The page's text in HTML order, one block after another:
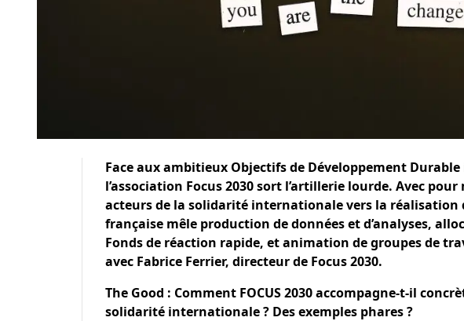
Face aux ambitieux Objectifs de Développement
l’association Focus 2030 sort l’artillerie lourde. Avec pour
acteurs de la solidarité internationale vers la réalisation
française mêle production de données et d’analyses,
Fonds de réaction rapide, et animation de groupes de
avec Fabrice Ferrier, directeur de Focus 2030.
The Good : Comment FOCUS 2030 accompagne-t-il
solidarité internationale ? Des exemples phares ?